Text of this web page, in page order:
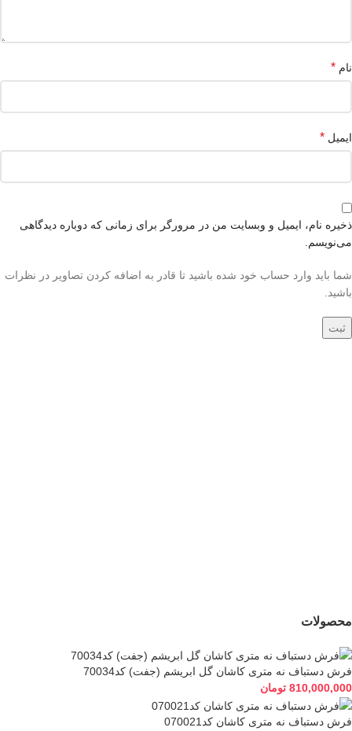
نام *
ایمیل *
ذخیره نام، ایمیل و وبسایت من در مرورگر برای زمانی که دوباره دیدگاهی
می‌نویسم.
شما باید وارد حساب خود شده باشید تا قادر به اضافه کردن تصاویر در نظرات
باشید.
محصولات
فرش دستباف نه متری کاشان گل ابریشم (جفت) کد70034
810,000,000 تومان
فرش دستباف نه متری کاشان کد070021